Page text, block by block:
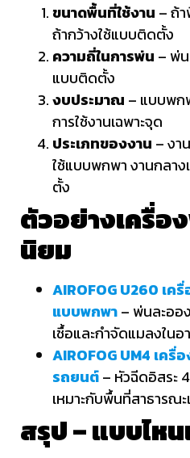
ขนาดพื้นที่ใช้งาน – ถ้
ถ้ากว้างใช้แบบติดตั้ง
ความถี่ในการพ่น – พ่
แบบติดตั้ง
งบประมาณ – แบบพก
การใช้งานเฉพาะจุด
ประเภทของงาน – งา
ใช้แบบพกพา งานกลา
ตั้ง
ตัวอย่างเครื่อ
นิยม
AIROFOG U260 เค
แบบพกพา– พ่นละออ
เชื้อและกำจัดแมลงในอ
AIROFOG UM4 เค
รถยนต์– หัวฉีดอิสระ
เหมาะกับพื้นที่สาธารณ
สรุป – แบบไห